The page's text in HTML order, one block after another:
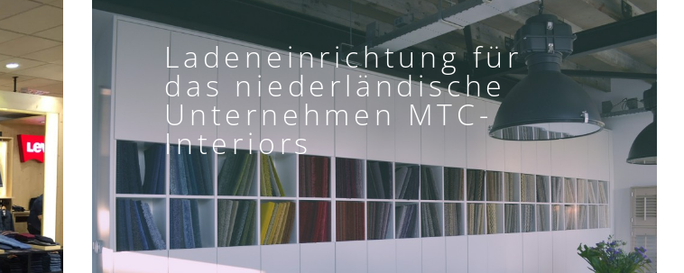
Ladeneinrichtung für
das niederländische
Unternehmen MTC-
Interiors